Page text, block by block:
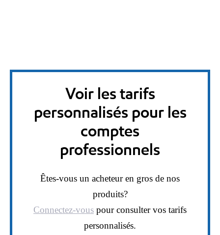
Voir les tarifs
personnalisés pour les
comptes
professionnels
Êtes-vous un acheteur en gros de nos
produits?
Connectez-vous pour consulter vos tarifs
personnalisés.